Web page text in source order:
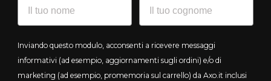
Inviando questo modulo, acconsenti a ricevere messaggi
informativi (ad esempio, aggiornamenti sugli ordini) e/o di
marketing (ad esempio, promemoria sul carrello) da Axo.it inclusi